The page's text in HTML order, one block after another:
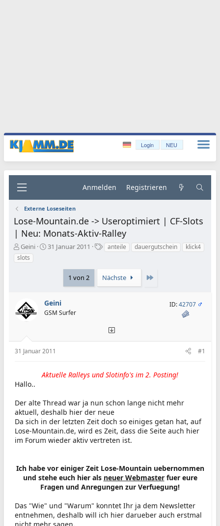
Login NEU
Anmelden Registrieren
Externe Loseseiten
Lose-Mountain.de -> Useroptimiert | CF-Slots
| Neu: Monats-Aktiv-Ralley
E
r
s
e
r
Geini
E
l
t
a
31 Januar 2011
S
a
anteile dauergutschein
klick4
slots
1 von 2 Nächste
Geini
GSM Surfer
ID:42707
31 Januar 2011 #1
Aktuelle Ralleys und Slotinfo's im 2. Posting!
Hallo..
Der alte Thread war ja nun schon lange nicht mehr
aktuell, deshalb hier der neue
Da sich in der letzten Zeit doch so einiges getan hat, auf
Lose-Mountain.de, wird es Zeit, dass die Seite auch hier
im Forum wieder aktiv vertreten ist.
Ich habe vor einiger Zeit Lose-Mountain uebernommen
und stehe euch hier als neuer Webmasterfuer eure
Fragen und Anregungen zur Verfuegung!
Das "Wie" und "Warum" konntet Ihr ja dem Newsletter
entnehmen, deshalb will ich hier darueber auch erstmal